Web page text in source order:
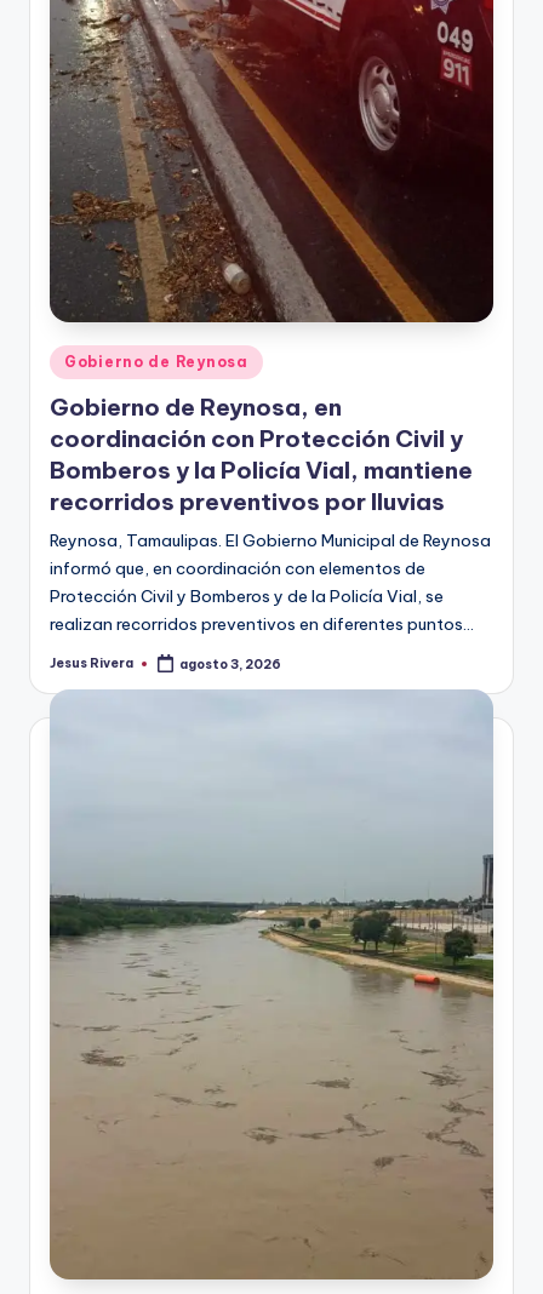
Publicado
en
Gobierno de Reynosa
Gobierno de Reynosa, en
coordinación con Protección Civil y
Bomberos y la Policía Vial, mantiene
recorridos preventivos por lluvias
Reynosa, Tamaulipas. El Gobierno Municipal de Reynosa
informó que, en coordinación con elementos de
Protección Civil y Bomberos y de la Policía Vial, se
realizan recorridos preventivos en diferentes puntos…
Publicado
Jesus Rivera agosto 3, 2026